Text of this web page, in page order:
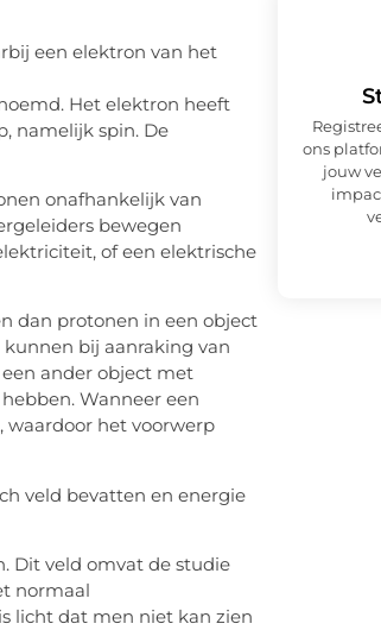
een elektron van het
Het elektron heeft
namelijk spin. De
onafhankelijk van
bewegen
of een elektrische
dan protonen in een object
kunnen bij aanraking van
ander object met
Wanneer een
waardoor het voorwerp
veld bevatten en energie
Dit veld omvat de studie
normaal
licht dat men niet kan zien
ons
jouw